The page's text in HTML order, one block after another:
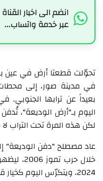
انضم الى اخبار
عبر خدمة واتساب...
تحوّلت قطعتا أرض في عين
في مدينة صور، إلى
بعيداً عن ترابها
اليوم بـ"أرض الوديعة"،
لكن هذه المرة تحت التراب
عاد مصطلح "دفن الوديعة"
خلال
2024، ويتكرّس اليوم كخيار قسري تفرضه ظروف الحرب.